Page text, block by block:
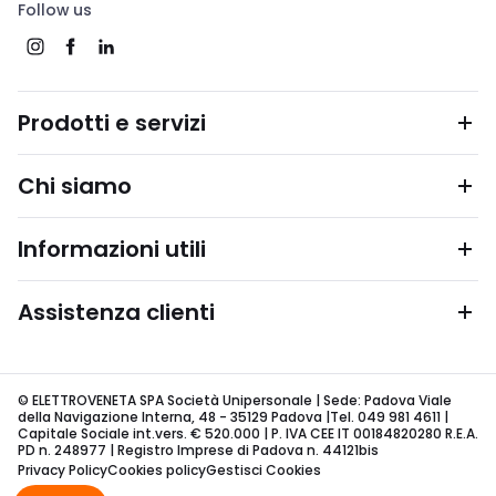
Follow us
Prodotti e servizi
Chi siamo
Informazioni utili
Assistenza clienti
© ELETTROVENETA SPA Società Unipersonale | Sede: Padova Viale
della Navigazione Interna, 48 - 35129 Padova |Tel. 049 981 4611 |
Capitale Sociale int.vers. € 520.000 | P. IVA CEE IT 00184820280 R.E.A.
PD n. 248977 | Registro Imprese di Padova n. 44121bis
Privacy PolicyCookies policyGestisci Cookies